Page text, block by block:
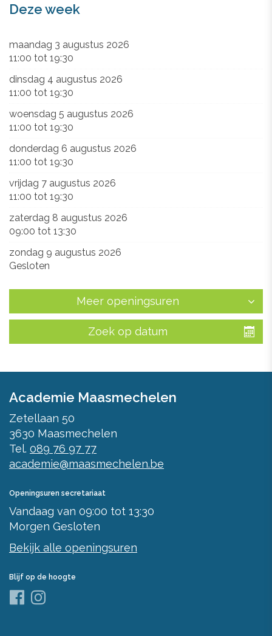
Deze week
maandag 3 augustus 2026
11:00 tot 19:30
dinsdag 4 augustus 2026
11:00 tot 19:30
woensdag 5 augustus 2026
11:00 tot 19:30
donderdag 6 augustus 2026
11:00 tot 19:30
vrijdag 7 augustus 2026
11:00 tot 19:30
zaterdag 8 augustus 2026
09:00 tot 13:30
zondag 9 augustus 2026
Gesloten
Meer openingsuren
Zoek op datum
Academie Maasmechelen
Zetellaan 50
3630 Maasmechelen
Tel. 089 76 97 77
academie@maasmechelen.be
Openingsuren secretariaat
Vandaag van 09:00 tot 13:30
Morgen Gesloten
Bekijk alle openingsuren
Blijf op de hoogte
Facebook
Instagram